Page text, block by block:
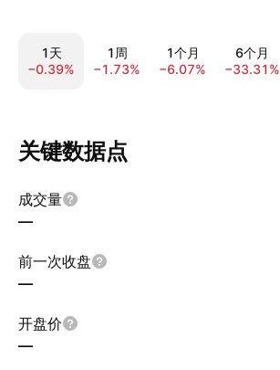
1天
−0.39%
1周
−1.73%
1个月
−6.07%
6个月
−33.31%
关键数据点
成交量
—
前一次收盘
—
开盘价
—